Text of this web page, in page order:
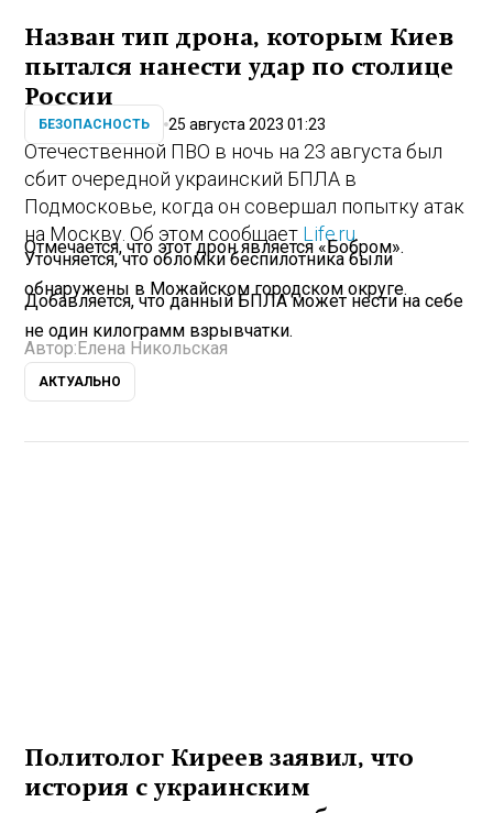
Назван тип дрона, которым Киев
пытался нанести удар по столице
России
БЕЗОПАСНОСТЬ 25 августа 2023 01:23
Отечественной ПВО в ночь на 23 августа был
сбит очередной украинский БПЛА в
Подмосковье, когда он совершал попытку атак
на Москву. Об этом сообщает Life.ru.
Отмечается, что этот дрон является «Бобром».
Уточняется, что обломки беспилотника были
обнаружены в Можайском городском округе.
Добавляется, что данный БПЛА может нести на себе
не один килограмм взрывчатки.
Автор: Елена Никольская
АКТУАЛЬНО
Политолог Киреев заявил, что
история с украинским